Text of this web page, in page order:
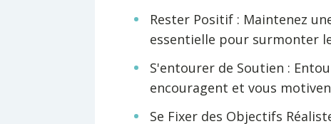
Rester Positif : Maintenez
essentielle pour surmonter
S'entourer de Soutien :
encouragent et vous
Se Fixer des Objectifs